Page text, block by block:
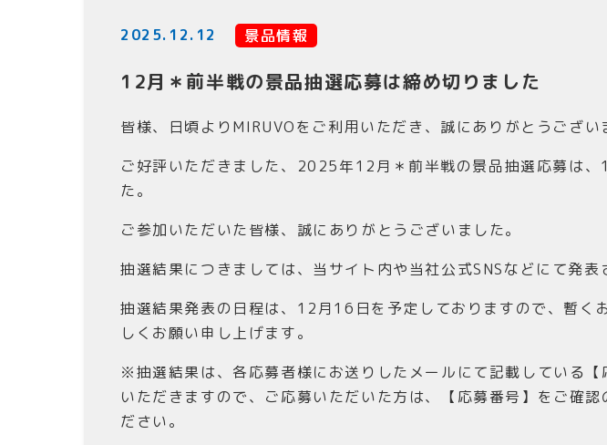
2025.12.12 景品情報
12月＊前半戦の景品抽選応募は締め切りました
皆様、日頃よりMIRUVOをご利用いただき、誠にありがとうござい
ご好評いただきました、2025年12月＊前半戦の景品抽選応募は
た。
ご参加いただいた皆様、誠にありがとうございました。
抽選結果につきましては、当サイト内や当社公式SNSなどにて発表
抽選結果発表の日程は、12月16日を予定しておりますので、暫く
しくお願い申し上げます。
※抽選結果は、各応募者様にお送りしたメールにて記載している【
いただきますので、ご応募いただいた方は、【応募番号】をご確認
ださい。